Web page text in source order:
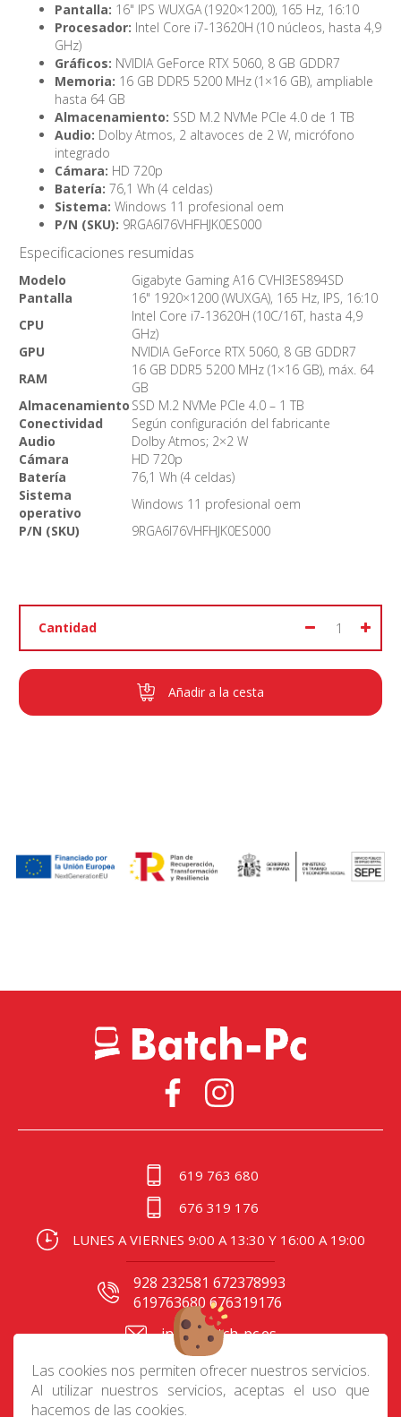
Las cookies nos permiten ofrecer nuestros servicios.
Al utilizar nuestros servicios, aceptas el uso que
hacemos de las cookies.
Pantalla: 16" IPS WUXGA (1920×1200), 165 Hz, 16:10
Procesador: Intel Core i7-13620H (10 núcleos, hasta 4,9
GHz)
Gráficos: NVIDIA GeForce RTX 5060, 8 GB GDDR7
Memoria: 16 GB DDR5 5200 MHz (1×16 GB), ampliable
hasta 64 GB
Almacenamiento: SSD M.2 NVMe PCIe 4.0 de 1 TB
Audio: Dolby Atmos, 2 altavoces de 2 W, micrófono
integrado
Cámara: HD 720p
Batería: 76,1 Wh (4 celdas)
Sistema: Windows 11 profesional oem
P/N (SKU): 9RGA6I76VHFHJK0ES000
Especificaciones resumidas
Modelo
Gigabyte Gaming A16 CVHI3ES894SD
Pantalla
16" 1920×1200 (WUXGA), 165 Hz, IPS, 16:10
CPU
Intel Core i7-13620H (10C/16T, hasta 4,9
GHz)
GPU
NVIDIA GeForce RTX 5060, 8 GB GDDR7
RAM
16 GB DDR5 5200 MHz (1×16 GB), máx. 64
GB
Almacenamiento SSD M.2 NVMe PCIe 4.0 – 1 TB
Conectividad
Según configuración del fabricante
Audio
Dolby Atmos; 2×2 W
Cámara
HD 720p
Batería
76,1 Wh (4 celdas)
Sistema
operativo
Windows 11 profesional oem
P/N (SKU)
9RGA6I76VHFHJK0ES000
Cantidad
Añadir a la cesta
619 763 680
676 319 176
LUNES A VIERNES 9:00 A 13:30 Y 16:00 A 19:00
928 232581 672378993
619763680 676319176
info@batch-pc.es
C/ Gral. Mas de Gaminde
24 35006, Las Palmas